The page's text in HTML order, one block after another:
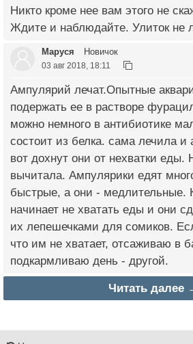
Никто кроме нее вам этого не
Ждите и наблюдайте. Улиток не
Маруся Новичок
03 авг 2018, 18:11
Ампулярий лечат.Опытные
подержать ее в растворе
можно немного в антибиотике
состоит из белка. сама лечила
вот дохнут они от нехватки
вычитала. Ампулярики едят
быстрые, а они - медлительные.
начинает не хватать еды и они
их лепешечками для сомиков.
что им не хватает, отсаживаю в
подкармливаю день - другой.
Читать далее